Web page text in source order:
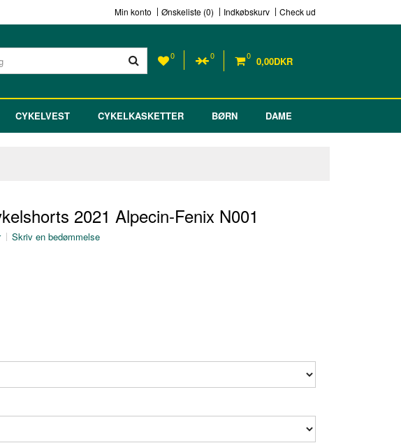
Min konto Ønskeliste (0) Indkøbskurv Check ud
0 0 0 0,00DKR
CYKELVEST CYKELKASKETTER BØRN DAME
2021 Alpecin-Fenix N001
Skriv en bedømmelse